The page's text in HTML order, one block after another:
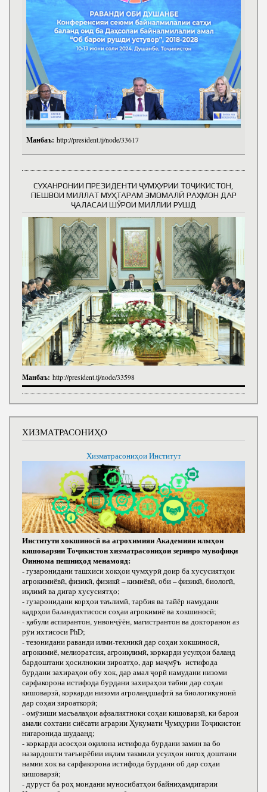
Манбаъ: http://president.tj/node/33617
СУХАНРОНИИ ПРЕЗИДЕНТИ ҶУМҲУРИИ ТОҶИКИСТОН,
ПЕШВОИ МИЛЛАТ МУҲТАРАМ ЭМОМАЛӢ РАҲМОН ДАР
ҶАЛАСАИ ШӮРОИ МИЛЛИИ РУШД
Манбаъ: http://president.tj/node/33598
ХИЗМАТРАСОНИҲО
Хизматрасониҳои Институт
Институти хокшиносӣ ва агрохимияи Академияи илмҳои
кишоварзии Тоҷикистон хизматрасониҳои зеринро мувофиқи
Оиннома пешниҳод менамояд:
- гузаронидани ташхиси хокҳои ҷумҳурӣ доир ба хусусиятҳои
агрокимиёвӣ, физикӣ, физикӣ – кимиёвӣ, оби – физикӣ, биологӣ,
иқлимӣ ва дигар хусусиятҳо;
- гузаронидани корҳои таълимӣ, тарбия ва тайёр намудани
кадрҳои баландихтисоси соҳаи агрокимиё ва хокшиносӣ;
- қабули аспирантон, унвонҷӯён, магистрантон ва докторанон аз
рӯи ихтисоси РhD;
- тезонидани раванди илми-техникӣ дар соҳаи хокшиносӣ,
агрокимиё, мелиоратсия, агроиқлимӣ, коркарди усулҳои баланд
бардоштани ҳосилнокии зироатҳо, дар маҷмӯъ истифода
бурдани захираҳои обу хок, дар амал ҷорӣ намудани низоми
сарфакорона истифода бурдани захираҳои табии дар соҳаи
кишоварзӣ, коркарди низоми агроландшафтӣ ва биологикунонӣ
дар соҳаи зироаткорӣ;
- омӯзиши масъалаҳои афзалиятноки соҳаи кишоварзӣ, ки барои
амали сохтани сиёсати аграрии Ҳукумати Ҷумҳурии Тоҷикистон
нигаронида шудаанд;
- коркарди асосҳои оқилона истифода бурдани замин ва бо
назардошти тағъирёбии иқлим такмили усулҳои нигоҳ доштани
намии хок ва сарфакорона истифода бурдани об дар соҳаи
кишоварзӣ;
- дуруст ба роҳ мондани муносибатҳои байниҳамдигарии